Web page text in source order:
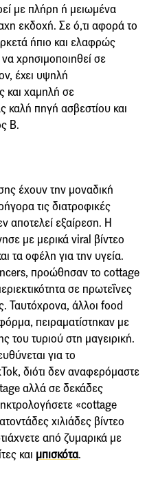
με πλήρη ή μειωμένα
εκδοχή. Σε ό,τι αφορά το
ήπιο και ελαφρώς
χρησιμοποιηθεί σε
έχει υψηλή
και χαμηλή σε
καλή πηγή ασβεστίου και
Β.
έχουν την μοναδική
τις διατροφικές
αποτελεί εξαίρεση. Η
με μερικά viral βίντεο
τα οφέλη για την υγεία.
προώθησαν το cottage
σε πρωτεΐνες
Ταυτόχρονα, άλλοι food
πειραματίστηκαν με
του τυριού στη μαγειρική.
για το
διότι δεν αναφερόμαστε
αλλά σε δεκάδες
«cottage
χιλιάδες βίντεο
από ζυμαρικά με
και μπισκότα.